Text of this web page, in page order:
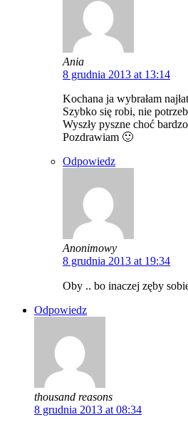
Ania
8 grudnia 2013 at 13:14
Kochana ja wybrałam
Szybko się robi, nie
Wyszły pyszne choć
Pozdrawiam 🙂
Odpowiedz
Anonimowy
8 grudnia 2013 at 19:34
Oby .. bo inaczej zęby
Odpowiedz
thousand reasons
8 grudnia 2013 at 08:34